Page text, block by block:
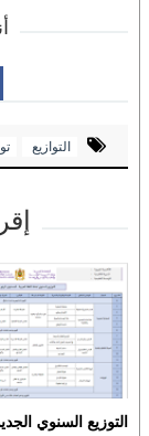
التوازيع
التوزيع السنوي